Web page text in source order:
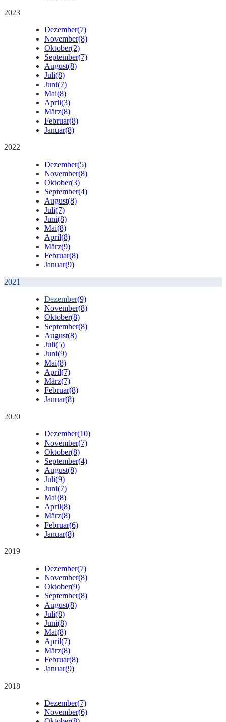
2023
Dezember(7)
November(8)
Oktober(2)
September(7)
August(8)
Juli(8)
Juni(7)
Mai(8)
April(3)
März(8)
Februar(8)
Januar(8)
2022
Dezember(5)
November(8)
Oktober(3)
September(4)
August(8)
Juli(7)
Juni(8)
Mai(8)
April(8)
März(9)
Februar(8)
Januar(9)
2021
Dezember(9)
November(8)
Oktober(8)
September(8)
August(8)
Juli(5)
Juni(9)
Mai(8)
April(7)
März(7)
Februar(8)
Januar(8)
2020
Dezember(10)
November(7)
Oktober(8)
September(4)
August(8)
Juli(9)
Juni(7)
Mai(8)
April(8)
März(8)
Februar(6)
Januar(8)
2019
Dezember(7)
November(8)
Oktober(9)
September(8)
August(8)
Juli(8)
Juni(8)
Mai(8)
April(7)
März(8)
Februar(8)
Januar(9)
2018
Dezember(7)
November(6)